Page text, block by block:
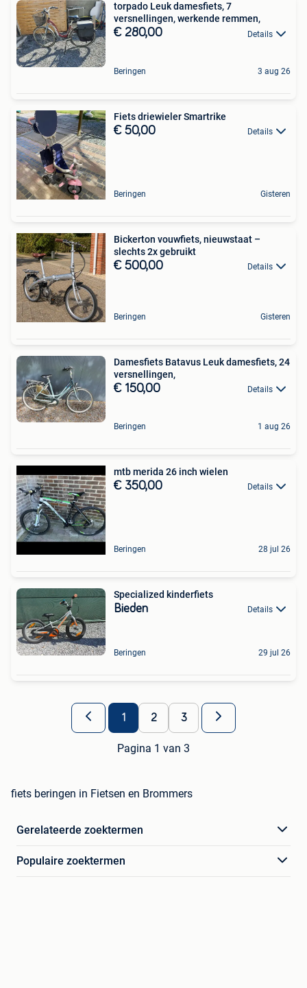
torpado Leuk damesfiets, 7
versnellingen, werkende remmen,
€ 280,00 Details
Beringen 3 aug 26
Fiets driewieler Smartrike
€ 50,00 Details
Beringen Gisteren
Bickerton vouwfiets, nieuwstaat –
slechts 2x gebruikt
€ 500,00 Details
Beringen Gisteren
Damesfiets Batavus Leuk damesfiets, 24
versnellingen,
€ 150,00 Details
Beringen 1 aug 26
mtb merida 26 inch wielen
€ 350,00 Details
Beringen 28 jul 26
Specialized kinderfiets
Bieden Details
Beringen 29 jul 26
1 2 3
Pagina 1 van 3
fiets beringen in Fietsen en Brommers
Gerelateerde zoektermen
Populaire zoektermen